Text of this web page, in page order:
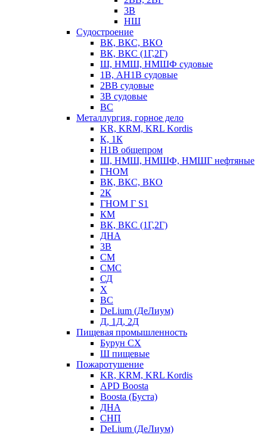
3В
НШ
Судостроение
ВК, ВКС, ВКО
ВК, ВКС (1Г,2Г)
Ш, НМШ, НМШФ судовые
1В, АН1В судовые
2ВВ судовые
3В судовые
ВС
Металлургия, горное дело
KR, KRM, KRL Kordis
К, 1К
Н1В общепром
Ш, НМШ, НМШФ, НМШГ нефтяные
ГНОМ
ВК, ВКС, ВКО
2К
ГНОМ Г S1
КМ
ВК, ВКС (1Г,2Г)
ДНА
3В
СМ
СМС
СД
Х
ВС
DeLium (ДеЛиум)
Д, 1Д, 2Д
Пищевая промышленность
Бурун СХ
Ш пищевые
Пожаротушение
KR, KRM, KRL Kordis
APD Boosta
Boosta (Буста)
ДНА
СНП
DeLium (ДеЛиум)